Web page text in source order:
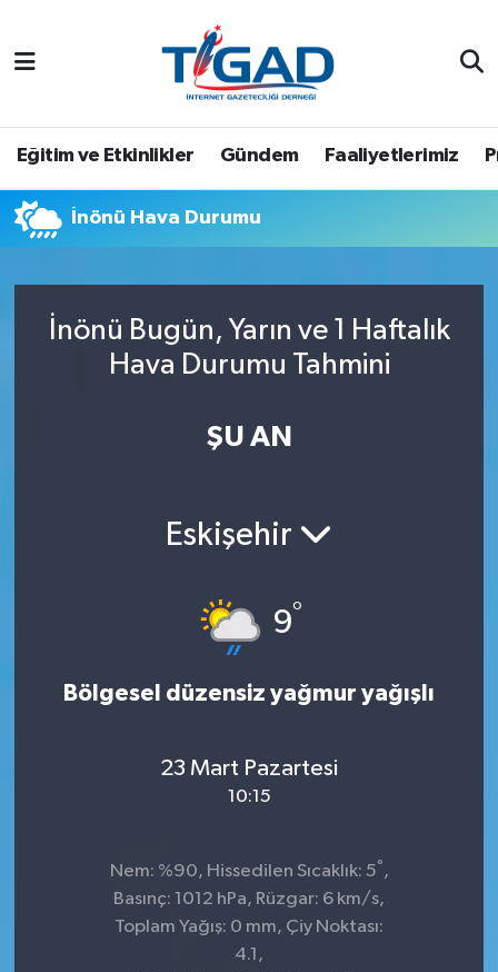
Eğitim ve Etkinlikler Gündem Faaliyetlerimiz
İnönü Hava Durumu
İnönü Bugün, Yarın ve 1 Haftalık
Hava Durumu Tahmini
ŞU AN
Eskişehir
9°
Bölgesel düzensiz yağmur yağışlı
23 Mart Pazartesi
10:15
Nem: %90, Hissedilen Sıcaklık: 5° ,
Basınç: 1012 hPa, Rüzgar: 6 km/s,
Toplam Yağış: 0 mm, Çiy Noktası:
4.1,
Nöbetçi Eczaneler
Tüm Manşetler
Son Dakika Haberleri